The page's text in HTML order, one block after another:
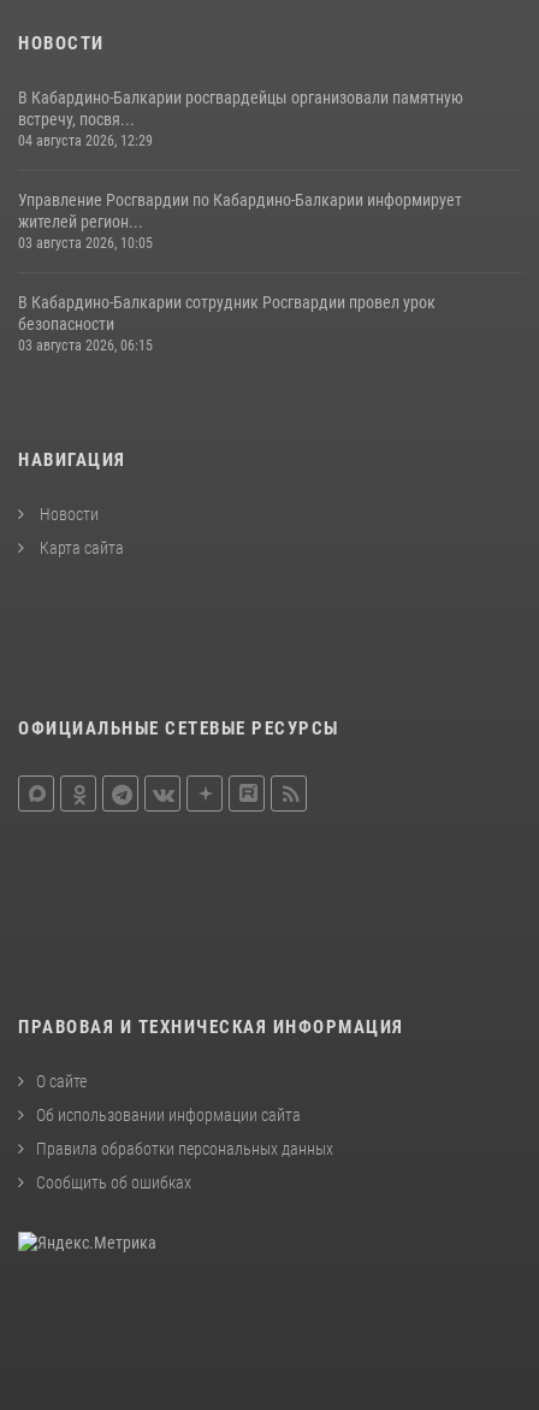
НОВОСТИ
В Кабардино-Балкарии росгвардейцы организовали памятную
встречу, посвя...
04 августа 2026, 12:29
Управление Росгвардии по Кабардино-Балкарии информирует
жителей регион...
03 августа 2026, 10:05
В Кабардино‑Балкарии сотрудник Росгвардии провел урок
безопасности
03 августа 2026, 06:15
НАВИГАЦИЯ
Новости
Карта сайта
ОФИЦИАЛЬНЫЕ СЕТЕВЫЕ РЕСУРСЫ
ПРАВОВАЯ И ТЕХНИЧЕСКАЯ ИНФОРМАЦИЯ
О сайте
Об использовании информации сайта
Правила обработки персональных данных
Сообщить об ошибках